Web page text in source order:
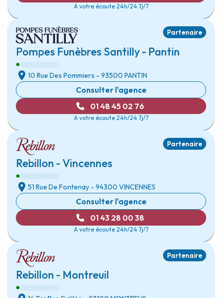
A votre écoute 24h/24 7j/7
Partenaire
Pompes Funèbres Santilly - Pantin
10 Rue Des Pommiers - 93500 PANTIN
Consulter l'agence
01 48 45 02 76
A votre écoute 24h/24 7j/7
Partenaire
Rebillon - Vincennes
51 Rue De Fontenay - 94300 VINCENNES
Consulter l'agence
01 43 28 00 38
A votre écoute 24h/24 7j/7
Partenaire
Rebillon - Montreuil